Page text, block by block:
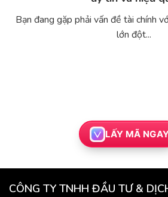
Bạn đang gặp phải vấn đề tài chính
lớn đột...
LẤY MÃ
CÔNG TY TNHH ĐẦU TƯ &